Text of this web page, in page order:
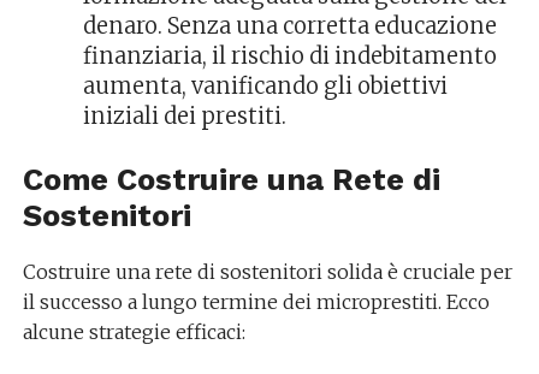
denaro. Senza una corretta educazione
finanziaria, il rischio di indebitamento
aumenta, vanificando gli obiettivi
iniziali dei prestiti.
Come Costruire una Rete di
Sostenitori
Costruire una rete di sostenitori solida è cruciale per
il successo a lungo termine dei microprestiti. Ecco
alcune strategie efficaci: